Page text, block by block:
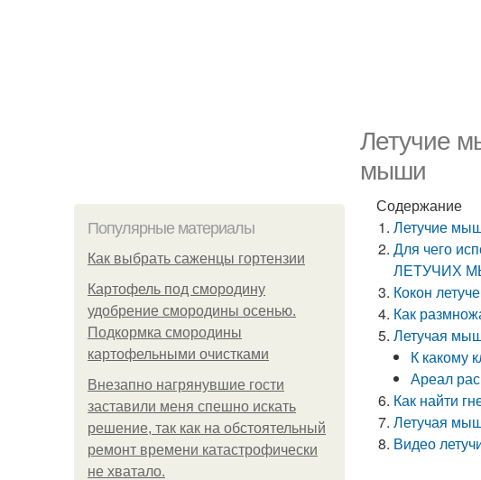
Летучие
мыши
Популярные материалы
Как выбрать саженцы гортензии
Картофель под смородину
удобрение смородины осенью.
Подкормка смородины
картофельными очистками
Внезапно нагрянувшие гости
заставили меня спешно искать
решение, так как на обстоятельный
ремонт времени катастрофически
не хватало.
Содержание
Летучие
Для чего
ЛЕТУЧИХ
Кокон
Как
Летучая
К какому
Ареал
Как найти
Летучая
Видео